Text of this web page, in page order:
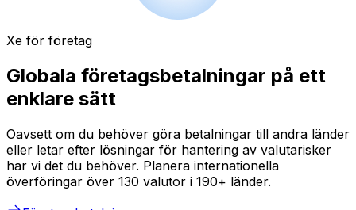
Xe för företag
Globala företagsbetalningar på ett
enklare sätt
Oavsett om du behöver göra betalningar till andra länder
eller letar efter lösningar för hantering av valutarisker
har vi det du behöver. Planera internationella
överföringar över 130 valutor i 190+ länder.